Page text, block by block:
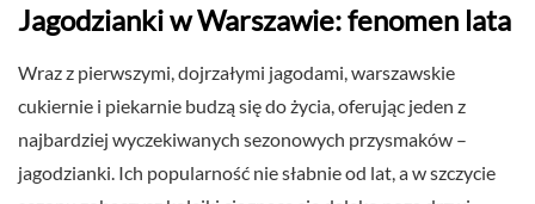
Jagodzianki w Warszawie: fenomen lata
Wraz z pierwszymi, dojrzałymi jagodami, warszawskie
cukiernie i piekarnie budzą się do życia, oferując jeden z
najbardziej wyczekiwanych sezonowych przysmaków –
jagodzianki. Ich popularność nie słabnie od lat, a w szczycie